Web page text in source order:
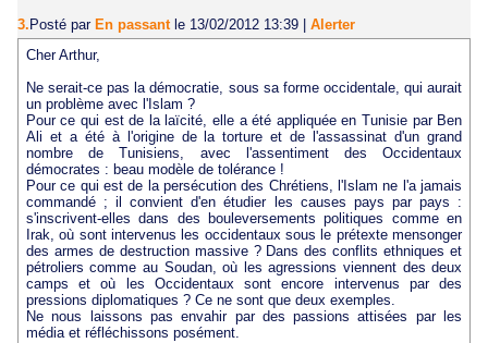
3. Posté par En passant le 13/02/2012 13:39
Alerter
Cher Arthur,
Ne serait-ce pas la démocratie, sous sa forme occidentale, qui aurait
un problème avec l'Islam ?
Pour ce qui est de la laïcité, elle a été appliquée en Tunisie par Ben
Ali et a été à l'origine de la torture et de l'assassinat d'un grand
nombre de Tunisiens, avec l'assentiment des Occidentaux
démocrates : beau modèle de tolérance !
Pour ce qui est de la persécution des Chrétiens, l'Islam ne l'a jamais
commandé ; il convient d'en étudier les causes pays par pays :
s'inscrivent-elles dans des bouleversements politiques comme en
Irak, où sont intervenus les occidentaux sous le prétexte mensonger
des armes de destruction massive ? Dans des conflits ethniques et
pétroliers comme au Soudan, où les agressions viennent des deux
camps et où les Occidentaux sont encore intervenus par des
pressions diplomatiques ? Ce ne sont que deux exemples.
Ne nous laissons pas envahir par des passions attisées par les
média et réfléchissons posément.